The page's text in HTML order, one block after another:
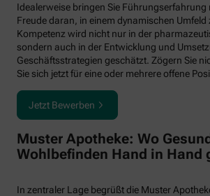
Idealerweise bringen Sie Führungserfahrung
Freude daran, in einem dynamischen Umfeld
Kompetenz wird nicht nur in der
sondern auch in der Entwicklung und
Geschäftsstrategien geschätzt. Zögern Sie
Sie sich jetzt für eine oder mehrere offene
Jetzt Bewerben
Muster Apotheke: Wo
Wohlbefinden Hand in Hand
In zentraler Lage begrüßt die Muster